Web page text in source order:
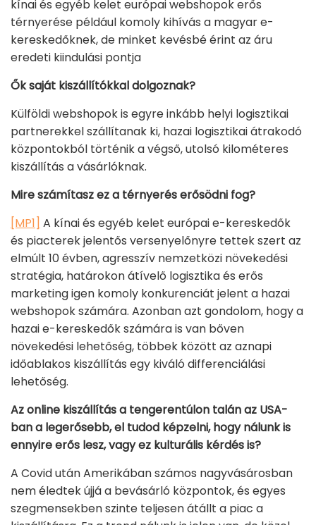
kínai és egyéb kelet európai webshopok erős
térnyerése például komoly kihívás a magyar e-
kereskedőknek, de minket kevésbé érint az áru
eredeti kiindulási pontja
Ők saját kiszállítókkal dolgoznak?
Külföldi webshopok is egyre inkább helyi logisztikai
partnerekkel szállítanak ki, hazai logisztikai átrakodó
központokból történik a végső, utolsó kilométeres
kiszállítás a vásárlóknak.
Mire számítasz ez a térnyerés erősödni fog?
[MP1] A kínai és egyéb kelet európai e-kereskedők
és piacterek jelentős versenyelőnyre tettek szert az
elmúlt 10 évben, agresszív nemzetközi növekedési
stratégia, határokon átívelő logisztika és erős
marketing igen komoly konkurenciát jelent a hazai
webshopok számára. Azonban azt gondolom, hogy a
hazai e-kereskedők számára is van bőven
növekedési lehetőség, többek között az aznapi
időablakos kiszállítás egy kiváló differenciálási
lehetőség.
Az online kiszállítás a tengerentúlon talán az USA-
ban a legerősebb, el tudod képzelni, hogy nálunk is
ennyire erős lesz, vagy ez kulturális kérdés is?
A Covid után Amerikában számos nagyvásárosban
nem éledtek újjá a bevásárló központok, és egyes
szegmensekben szinte teljesen átállt a piac a